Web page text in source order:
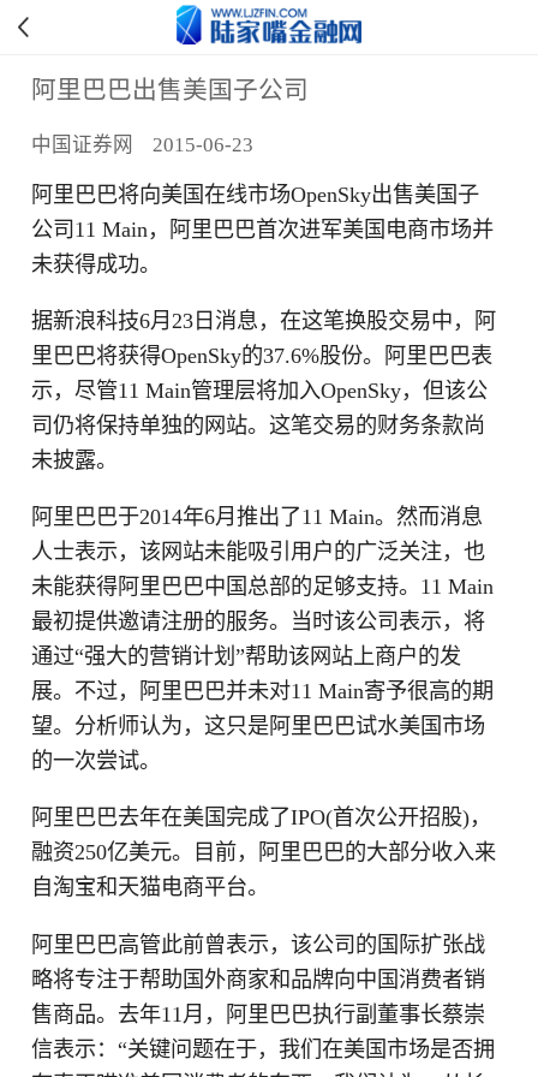
阿里巴巴出售美国子公司
中国证券网 2015-06-23
阿里巴巴将向美国在线市场OpenSky出售美国子
公司11 Main，阿里巴巴首次进军美国电商市场并
未获得成功。
据新浪科技6月23日消息，在这笔换股交易中，阿
里巴巴将获得OpenSky的37.6%股份。阿里巴巴表
示，尽管11 Main管理层将加入OpenSky，但该公
司仍将保持单独的网站。这笔交易的财务条款尚
未披露。
阿里巴巴于2014年6月推出了11 Main。然而消息
人士表示，该网站未能吸引用户的广泛关注，也
未能获得阿里巴巴中国总部的足够支持。11 Main
最初提供邀请注册的服务。当时该公司表示，将
通过“强大的营销计划”帮助该网站上商户的发
展。不过，阿里巴巴并未对11 Main寄予很高的期
望。分析师认为，这只是阿里巴巴试水美国市场
的一次尝试。
阿里巴巴去年在美国完成了IPO(首次公开招股)，
融资250亿美元。目前，阿里巴巴的大部分收入来
自淘宝和天猫电商平台。
阿里巴巴高管此前曾表示，该公司的国际扩张战
略将专注于帮助国外商家和品牌向中国消费者销
售商品。去年11月，阿里巴巴执行副董事长蔡崇
信表示：“关键问题在于，我们在美国市场是否拥